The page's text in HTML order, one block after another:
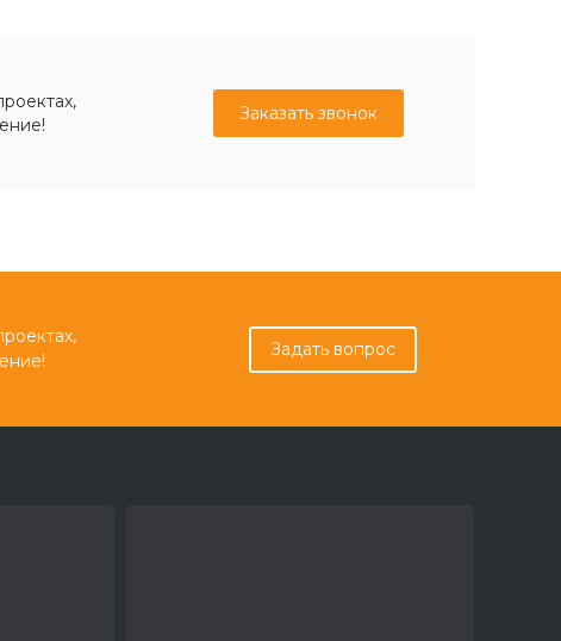
Заказать звонок
Задать вопрос